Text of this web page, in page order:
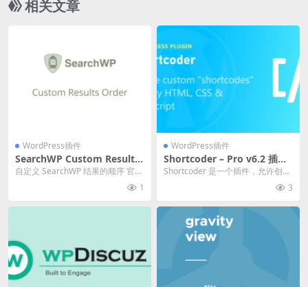
相关文章
WordPress插件
SearchWP Custom Results
Order 1.3.9 插件下载
自定义 SearchWP 结果的顺序 官方
1
WordPress插件
Shortcoder – Pro v6.2 插件
下载
Shortcoder 是一个插件，允许创建
3